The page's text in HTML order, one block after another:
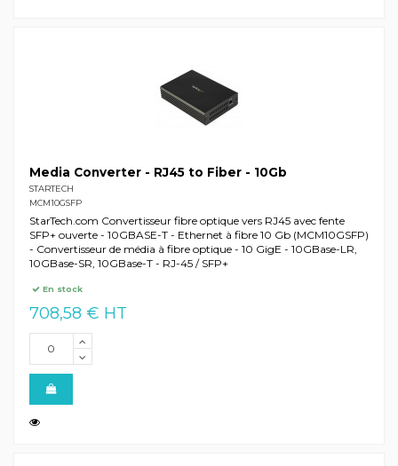
Media Converter - RJ45 to Fiber - 10Gb
STARTECH
MCM10GSFP
StarTech.com Convertisseur fibre optique vers RJ45 avec fente
SFP+ ouverte - 10GBASE-T - Ethernet à fibre 10 Gb (MCM10GSFP)
- Convertisseur de média à fibre optique - 10 GigE - 10GBase-LR,
10GBase-SR, 10GBase-T - RJ-45 / SFP+
En stock
708,58 € HT